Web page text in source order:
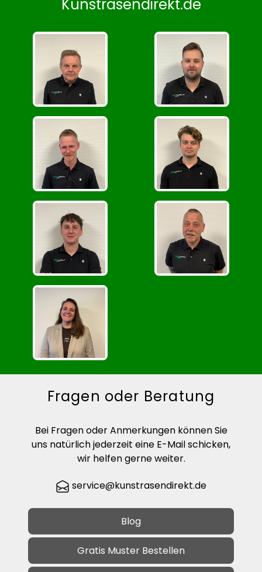
Kunstrasendirekt.de
Fragen oder Beratung
Bei Fragen oder Anmerkungen können Sie
uns natürlich jederzeit eine E-Mail schicken,
wir helfen gerne weiter.
service@kunstrasendirekt.de
Blog
Gratis Muster Bestellen